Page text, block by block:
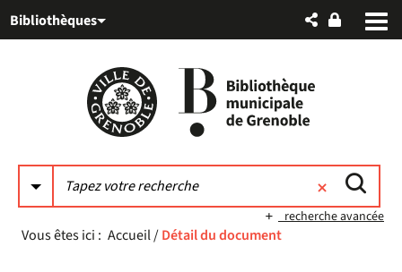
au
auBibliothèques
recherche avancée
Vous êtes ici : Accueil/Détail du document